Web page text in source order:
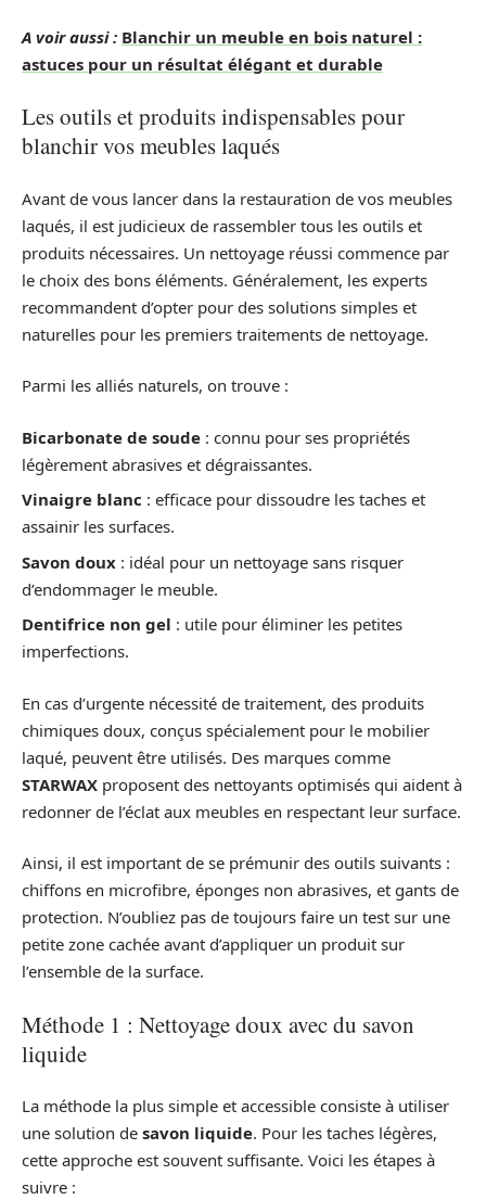
A voir aussi : Blanchir un meuble en bois naturel :
astuces pour un résultat élégant et durable
Les outils et produits indispensables pour
blanchir vos meubles laqués
Avant de vous lancer dans la restauration de vos meubles
laqués, il est judicieux de rassembler tous les outils et
produits nécessaires. Un nettoyage réussi commence par
le choix des bons éléments. Généralement, les experts
recommandent d’opter pour des solutions simples et
naturelles pour les premiers traitements de nettoyage.
Parmi les alliés naturels, on trouve :
Bicarbonate de soude : connu pour ses propriétés
légèrement abrasives et dégraissantes.
Vinaigre blanc : efficace pour dissoudre les taches et
assainir les surfaces.
Savon doux : idéal pour un nettoyage sans risquer
d’endommager le meuble.
Dentifrice non gel : utile pour éliminer les petites
imperfections.
En cas d’urgente nécessité de traitement, des produits
chimiques doux, conçus spécialement pour le mobilier
laqué, peuvent être utilisés. Des marques comme
STARWAX proposent des nettoyants optimisés qui aident à
redonner de l’éclat aux meubles en respectant leur surface.
Ainsi, il est important de se prémunir des outils suivants :
chiffons en microfibre, éponges non abrasives, et gants de
protection. N’oubliez pas de toujours faire un test sur une
petite zone cachée avant d’appliquer un produit sur
l’ensemble de la surface.
Méthode 1 : Nettoyage doux avec du savon
liquide
La méthode la plus simple et accessible consiste à utiliser
une solution de savon liquide. Pour les taches légères,
cette approche est souvent suffisante. Voici les étapes à
suivre :